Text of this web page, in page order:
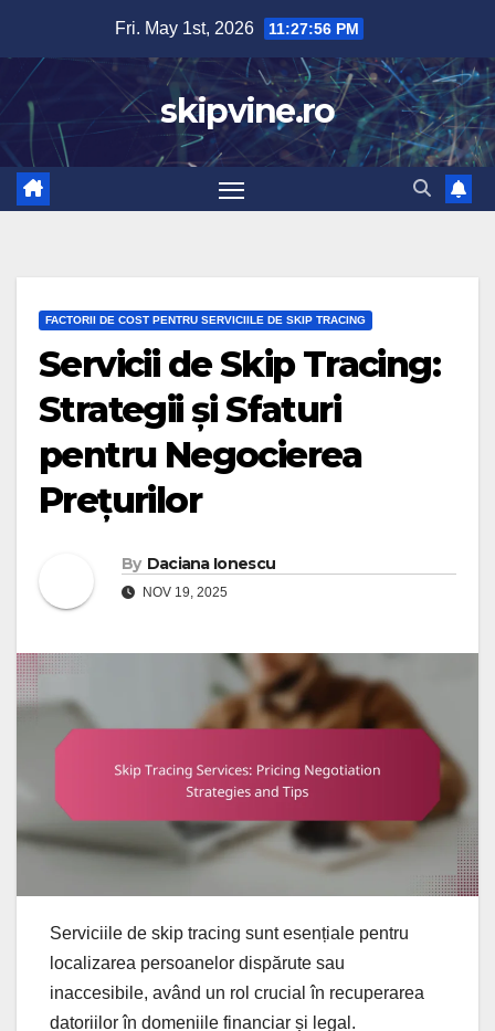
content
Fri. May 1st, 2026 11:27:57 PM
skipvine.ro
FACTORII DE COST PENTRU SERVICIILE DE SKIP TRACING
Servicii de Skip Tracing:
Strategii și Sfaturi
pentru Negocierea
Prețurilor
By Daciana Ionescu
NOV 19, 2025
Serviciile de skip tracing sunt esențiale pentru
localizarea persoanelor dispărute sau
inaccesibile, având un rol crucial în recuperarea
datoriilor în domeniile financiar și legal.